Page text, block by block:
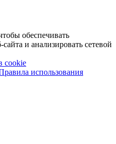
обеспечивать
и анализировать сетевой
cookie
использования